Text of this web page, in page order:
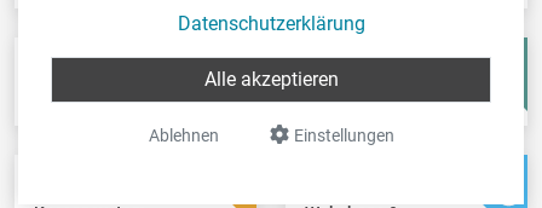
Datenschutzerklärung
Einstellungen
Ablehnen
Alle akzeptierenAccount-in